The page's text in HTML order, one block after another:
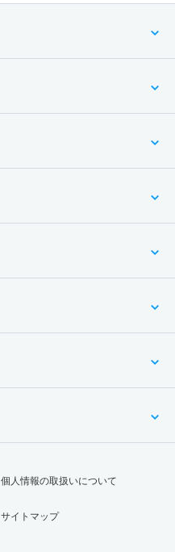
個人情報の取扱いについて
サイトマップ